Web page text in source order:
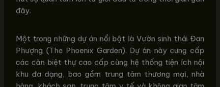
đây.
Một trong những dự án nổi bật là Vườn sinh thái Đan
Phượng (The Phoenix Garden). Dự án này cung cấp
các căn biệt thự cao cấp cùng hệ thống tiện ích nội
khu đa dạng, bao gồm trung tâm thương mại, nhà